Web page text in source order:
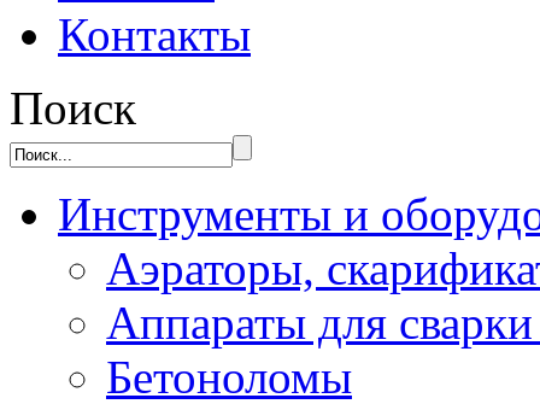
Контакты
Поиск
Инструменты и
Аэраторы,
Аппараты для
Бетоноломы